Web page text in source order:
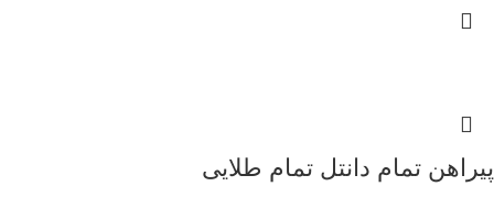
پیراهن تمام دانتل تمام طلایی